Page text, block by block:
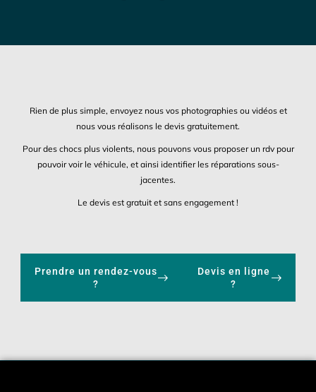
Rien de plus simple, envoyez nous vos photographies ou vidéos et
nous vous réalisons le devis gratuitement.
Pour des chocs plus violents, nous pouvons vous proposer un rdv pour
pouvoir voir le véhicule, et ainsi identifier les réparations sous-
jacentes.
Le devis est gratuit et sans engagement !
Prendre un rendez-vous
?
Devis en ligne
?